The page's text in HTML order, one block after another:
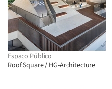
Espaço Público
Roof Square / HG-Architecture